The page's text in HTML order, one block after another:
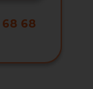
68 68